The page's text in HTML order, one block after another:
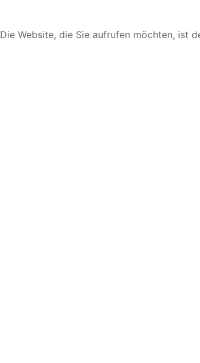
Die Website, die Sie aufrufen möchten, ist